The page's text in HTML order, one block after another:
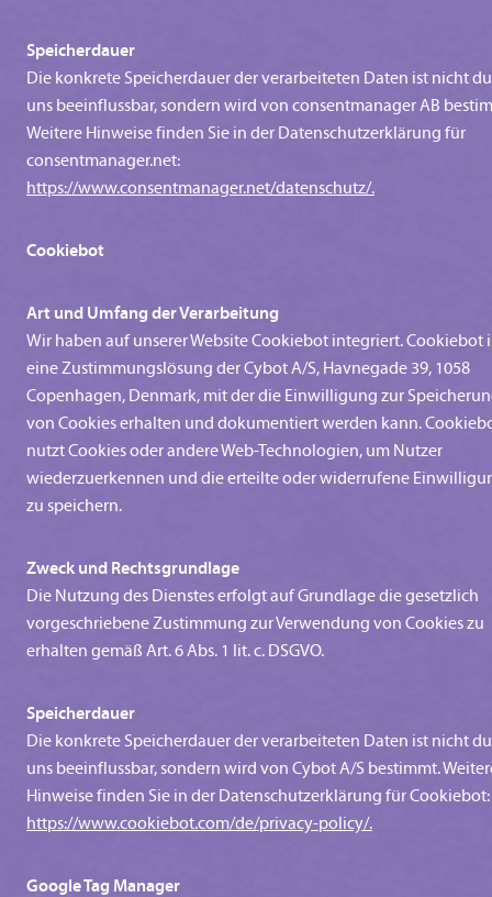
Speicherdauer
Die konkrete Speicherdauer der verarbeiteten Daten ist nicht
uns beeinflussbar, sondern wird von consentmanager AB
Weitere Hinweise finden Sie in der Datenschutzerklärung für
consentmanager.net:
https://www.consentmanager.net/datenschutz/.
Cookiebot
Art und Umfang der Verarbeitung
Wir haben auf unserer Website Cookiebot integriert. Cookiebot
eine Zustimmungslösung der Cybot A/S, Havnegade 39, 1058
Copenhagen, Denmark, mit der die Einwilligung zur
von Cookies erhalten und dokumentiert werden kann.
nutzt Cookies oder andere Web-Technologien, um Nutzer
wiederzuerkennen und die erteilte oder widerrufene
zu speichern.
Zweck und Rechtsgrundlage
Die Nutzung des Dienstes erfolgt auf Grundlage die gesetzlich
vorgeschriebene Zustimmung zur Verwendung von Cookies zu
erhalten gemäß Art. 6 Abs. 1 lit. c. DSGVO.
Speicherdauer
Die konkrete Speicherdauer der verarbeiteten Daten ist nicht
uns beeinflussbar, sondern wird von Cybot A/S bestimmt.
Hinweise finden Sie in der Datenschutzerklärung für Cookiebot:
https://www.cookiebot.com/de/privacy-policy/.
Google Tag Manager